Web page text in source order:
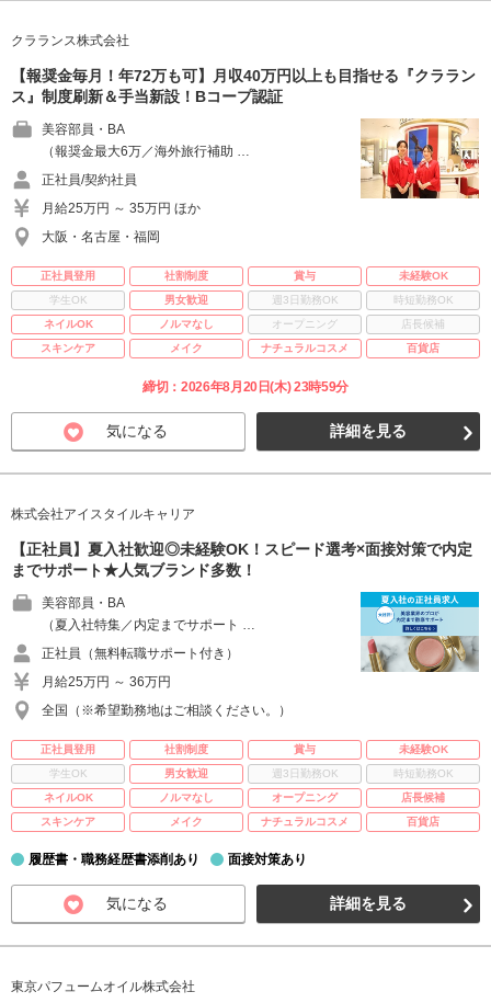
クラランス株式会社
【報奨金毎月！年72万も可】月収40万円以上も目指せる『クララン
ス』制度刷新＆手当新設！Bコープ認証
美容部員・BA
（報奨金最大6万／海外旅行補助 …
正社員/契約社員
月給25万円 ～ 35万円 ほか
大阪・名古屋・福岡
正社員登用 社割制度 賞与
未経験OK
学生OK
男女歓迎 週3日勤務OK
時短勤務OK
ネイルOK
ノルマなし オープニング
店長候補
スキンケア
メイク ナチュラルコスメ 百貨店
締切：2026年8月20日(木) 23時59分
気になる 詳細を見る
株式会社アイスタイルキャリア
【正社員】夏入社歓迎◎未経験OK！スピード選考×面接対策で内定
までサポート★人気ブランド多数！
美容部員・BA
（夏入社特集／内定までサポート …
正社員（無料転職サポート付き）
月給25万円 ～ 36万円
全国（※希望勤務地はご相談ください。）
正社員登用 社割制度 賞与
未経験OK
学生OK
男女歓迎 週3日勤務OK
時短勤務OK
ネイルOK
ノルマなし オープニング
店長候補
スキンケア
メイク ナチュラルコスメ 百貨店
履歴書・職務経歴書添削あり 面接対策あり
気になる 詳細を見る
東京パフュームオイル株式会社